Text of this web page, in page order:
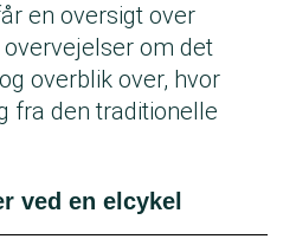
en oversigt over
om det
overblik over, hvor
fra den traditionelle
ved en elcykel